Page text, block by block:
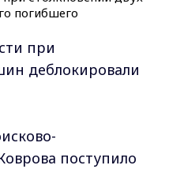
при
деблокировали
поступило